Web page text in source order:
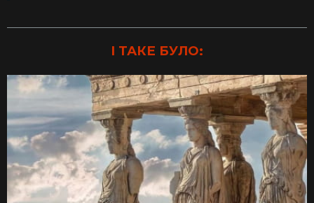
І ТАКЕ БУЛО: